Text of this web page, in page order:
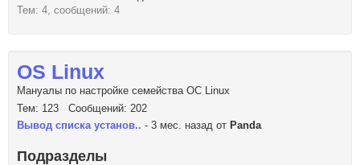
Тем: 4, сообщений: 4
OS Linux
Мануалы по настройке семейства ОС Linux
Тем: 123 Сообщений: 202
Вывод списка установ.. - 3 мес. назад от Panda
Подразделы